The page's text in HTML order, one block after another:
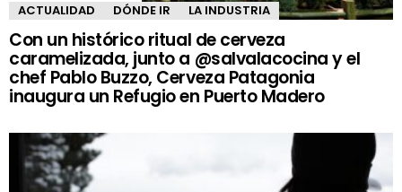
ACTUALIDAD
DÓNDE IR LA INDUSTRIA
Con un histórico ritual de cerveza
caramelizada, junto a @salvalacocina y el
chef Pablo Buzzo, Cerveza Patagonia
inaugura un Refugio en Puerto Madero